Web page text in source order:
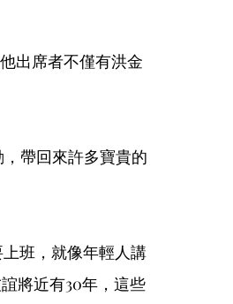
出席者不僅有洪金
帶回來許多寶貴的
班，就像年輕人講
將近有30年，這些